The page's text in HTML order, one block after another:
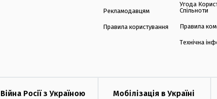
Рекламодавцям
Правила користування
Угода
Спільноти
Правила
Технічна
Війна Росії з Україною Мобілізація в Україні